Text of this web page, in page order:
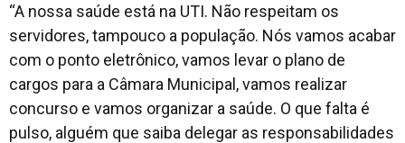
“A nossa saúde está na UTI. Não respeitam os
servidores, tampouco a população. Nós vamos acabar
com o ponto eletrônico, vamos levar o plano de
cargos para a Câmara Municipal, vamos realizar
concurso e vamos organizar a saúde. O que falta é
pulso, alguém que saiba delegar as responsabilidades